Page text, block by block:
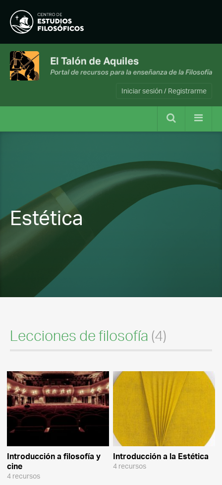
Iniciar sesión / Registrarme
Estética
Lecciones de filosofía (4)
Introducción a filosofía y
cine
4 recursos
Introducción a la Estética
4 recursos